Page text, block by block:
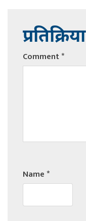
प्रतिक्रिया
Comment*
Name*